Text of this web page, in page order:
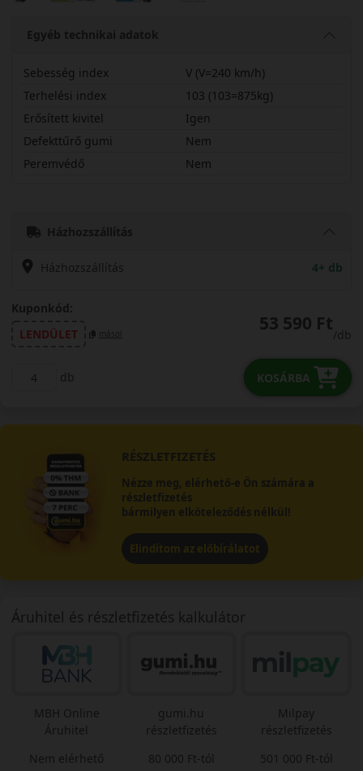
Egyéb technikai adatok
Sebesség index
V (V=240 km/h)
Terhelési index
103 (103=875kg)
Erősített kivitel
Igen
Defekttűrő gumi
Nem
Peremvédő
Nem
Házhozszállítás
Házhozszállítás 4+ db
Kuponkód:
LENDÜLET
másol 53 590 Ft
/db
db KOSÁRBA
RÉSZLETFIZETÉS
Nézze meg, elérhető-e Ön számára a
részletfizetés
bármilyen elköteleződés nélkül!
Elindítom az előbírálatot
Áruhitel és részletfizetés kalkulátor
MBH Online
Áruhitel
Nem elérhető
gumi.hu
részletfizetés
80 000 Ft-tól
Milpay
részletfizetés
501 000 Ft-tól